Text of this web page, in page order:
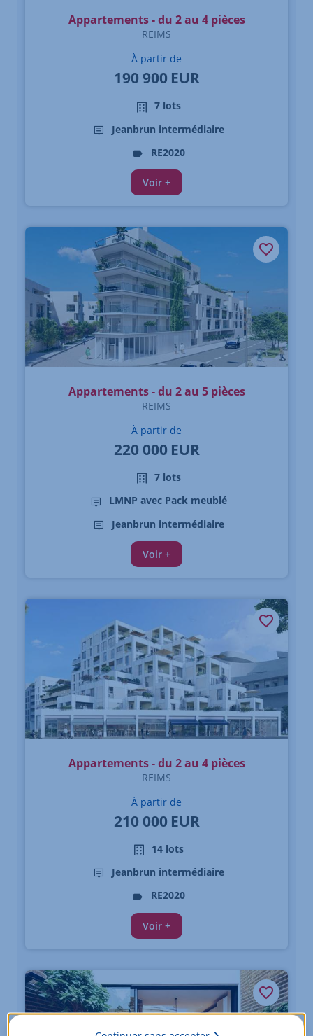
Appartements - du 2 au 4 pièces
REIMS
À partir de
190 900 EUR
7 lots
Jeanbrun intermédiaire
RE2020
Voir +
Appartements - du 2 au 5 pièces
REIMS
À partir de
220 000 EUR
7 lots
LMNP avec Pack meublé
Jeanbrun intermédiaire
Voir +
Appartements - du 2 au 4 pièces
REIMS
À partir de
210 000 EUR
14 lots
Jeanbrun intermédiaire
RE2020
Voir +